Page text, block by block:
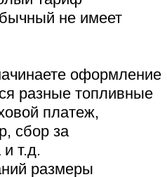
не имеет
оформление
разные топливные
платеж,
сбор за
т.д.
размеры